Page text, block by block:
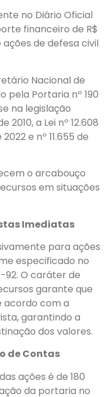
no Diário Oficial
financeiro de R$
de defesa civil
Nacional de
pela Portaria nº 190
na legislação
2010, a Lei nº 12.608
e nº 11.655 de
o arcabouço
em situações
Imediatas
para ações
especificado no
92. O caráter de
garante que
acordo com a
garantindo a
dos valores.
de Contas
ações é de 180
da portaria no